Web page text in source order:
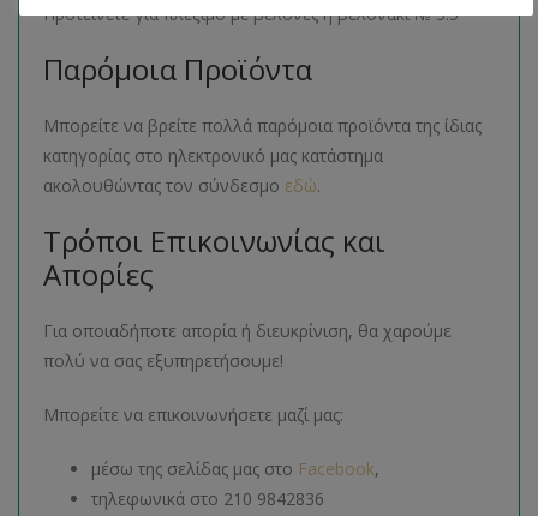
Προτείνετε για πλέξιμο με βελόνες ή βελονάκι № 3.5
Παρόμοια Προϊόντα
Μπορείτε να βρείτε πολλά παρόμοια προϊόντα της ίδιας
κατηγορίας στο ηλεκτρονικό μας κατάστημα
ακολουθώντας τον σύνδεσμο εδώ.
Τρόποι Επικοινωνίας και
Απορίες
Για οποιαδήποτε απορία ή διευκρίνιση, θα χαρούμε
πολύ να σας εξυπηρετήσουμε!
Μπορείτε να επικοινωνήσετε μαζί μας:
μέσω της σελίδας μας στο Facebook,
τηλεφωνικά στο 210 9842836